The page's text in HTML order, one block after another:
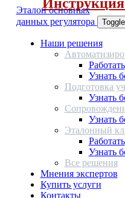
Эталон основных
данных регулятора
Наши решения
Работать
Узнать
Подготовка
Узнать
Узнать
Эталонный
Работать
Узнать
Все решения
Мнения экспертов
Купить услуги
Контакты